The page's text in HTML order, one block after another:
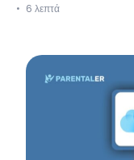
6 λεπτά